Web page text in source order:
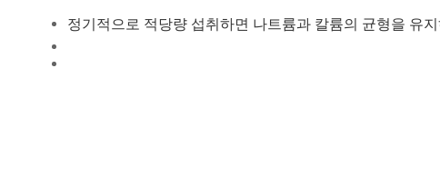
정기적으로 적당량 섭취하면 나트륨과 칼륨의 균형을 유